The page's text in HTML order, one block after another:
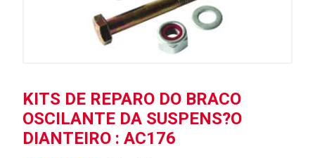
KITS DE REPARO DO BRACO
OSCILANTE DA SUSPENS?O
DIANTEIRO : AC176